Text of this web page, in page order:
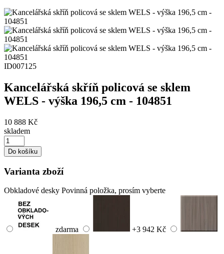
ID007125
Kancelářská skříň policová se sklem
WELS - výška 196,5 cm - 104851
10 888 Kč
skladem
Do košíku
Varianta zboží
Obkladové desky Povinná položka, prosím vyberte
zdarma +3 942 Kč